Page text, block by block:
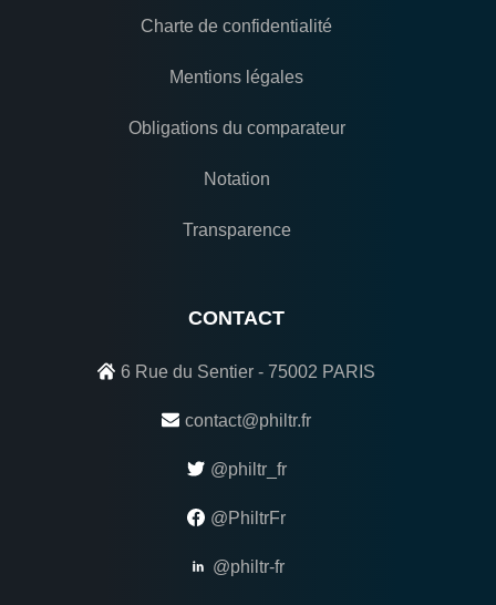
Charte de confidentialité
Mentions légales
Obligations du comparateur
Notation
Transparence
CONTACT
6 Rue du Sentier - 75002 PARIS
contact@philtr.fr
@philtr_fr
@PhiltrFr
@philtr-fr